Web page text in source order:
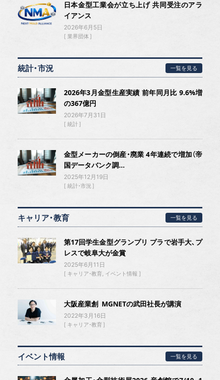
日本金型工業会が立ち上げ 共同受注のアラ
イアンス
2026年6月5日
業界団体
統計・市況 一覧を見る
2026年3月金型生産実績 前年同月比 9.6%増
の367億円
2026年7月31日
統計
金型メーカーの倒産・廃業 4年連続で増加（帝
国データバンク調...
2025年12月19日
統計・市況
キャリア・教育 一覧を見る
第17回学生金型グランプリ プラで岩手大、プ
レスで岐阜大が金賞
2025年6月11日
キャリア・教育 イベント情報
大阪産業創 MGNETの武田社長が講演
2022年3月16日
キャリア・教育
イベント情報 一覧を見る